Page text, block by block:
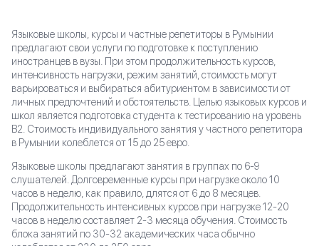
Языковые школы, курсы и частные репетиторы в Румынии
предлагают свои услуги по подготовке к поступлению
иностранцев в вузы. При этом продолжительность курсов,
интенсивность нагрузки, режим занятий, стоимость могут
варьироваться и выбираться абитуриентом в зависимости от
личных предпочтений и обстоятельств. Целью языковых курсов и
школ является подготовка студента к тестированию на уровень
В2. Стоимость индивидуального занятия у частного репетитора
в Румынии колеблется от 15 до 25 евро.
Языковые школы предлагают занятия в группах по 6-9
слушателей. Долговременные курсы при нагрузке около 10
часов в неделю, как правило, длятся от 6 до 8 месяцев.
Продолжительность интенсивных курсов при нагрузке 12-20
часов в неделю составляет 2-3 месяца обучения. Стоимость
блока занятий по 30-32 академических часа обычно